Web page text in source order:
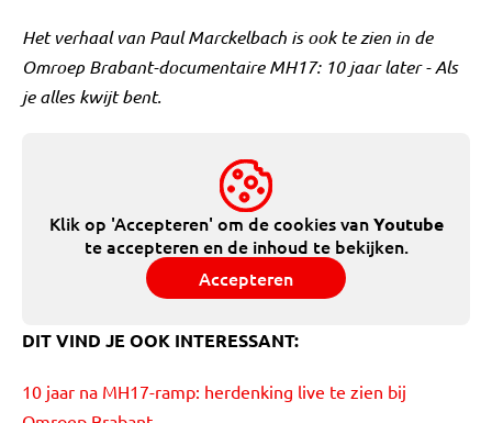
Het verhaal van Paul Marckelbach is ook te zien in de
Omroep Brabant-documentaire MH17: 10 jaar later - Als
je alles kwijt bent.
Klik op 'Accepteren' om de cookies vanYoutube
te accepteren en de inhoud te bekijken.
Accepteren
DIT VIND JE OOK INTERESSANT:
10 jaar na MH17-ramp: herdenking live te zien bij